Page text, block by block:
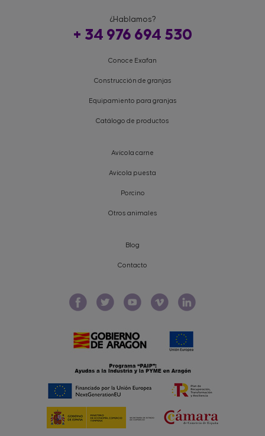
¿Hablamos?
+ 34 976 694 530
Conoce Exafan
Construcción de granjas
Equipamiento para granjas
Catálogo de productos
Avícola carne
Avícola puesta
Porcino
Otros animales
Blog
Contacto